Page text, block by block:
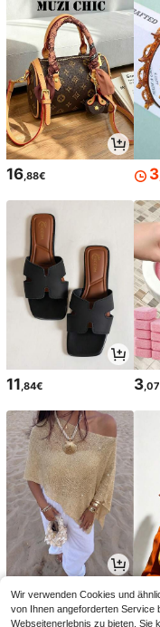
16,88€ 3
11,84€ 3
13,85€13,99€ -1% 2
Wir verwenden Cookies und
von Ihnen angeforderten Service
Webseitenerlebnis zu bieten. Sie